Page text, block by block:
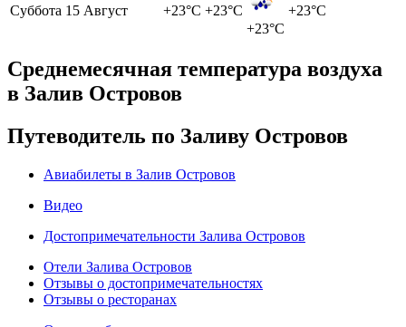
Суббота 15 Август +23°C +23°C
+23°C
+23°C
Среднемесячная температура воздуха
в Залив Островов
Путеводитель по Заливу Островов
Авиабилеты в Залив Островов
Видео
Достопримечательности Залива Островов
Отели Залива Островов
Отзывы о достопримечательностях
Отзывы о ресторанах